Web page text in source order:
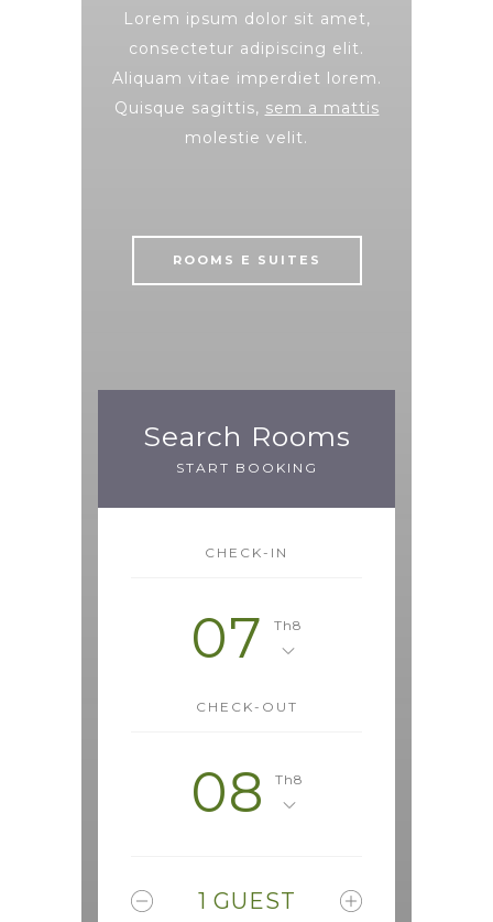
Lorem ipsum dolor sit amet,
consectetur adipiscing elit.
Aliquam vitae imperdiet lorem.
Quisque sagittis, sem a mattis
molestie velit.
ROOMS E SUITES
Search Rooms
START BOOKING
CHECK-IN
07 Th8
CHECK-OUT
08 Th8
1 GUEST